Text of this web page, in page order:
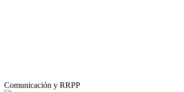
Comunicación y RRPP